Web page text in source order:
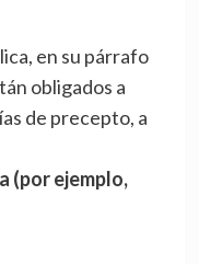
en su párrafo
obligados a
de precepto, a
(por ejemplo,